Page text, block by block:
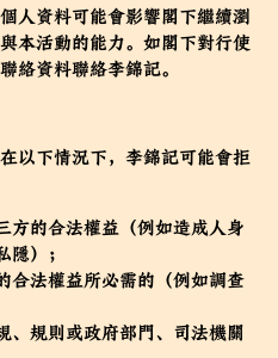
人資料可能會影響閣下繼續瀏
本活動的能力。如閣下對行使
絡資料聯絡李錦記。
以下情況下，李錦記可能會拒
方的合法權益（例如造成人身
）；
合法權益所必需的（例如調查
、規則或政府部門、司法機關